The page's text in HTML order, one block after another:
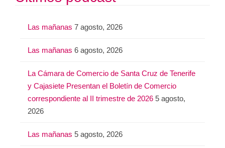
c
Las mañanas 7 agosto, 2026
Las mañanas 6 agosto, 2026
La Cámara de Comercio de Santa Cruz de Tenerife
y Cajasiete Presentan el Boletín de Comercio
correspondiente al II trimestre de 2026 5 agosto,
2026
Las mañanas 5 agosto, 2026